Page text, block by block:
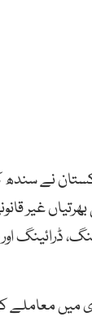
نے
کی بھرتیاں غیر
ڈرائینگ
میں